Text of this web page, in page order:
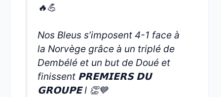
🔥💪
Nos Bleus s’imposent 4-1 face à
la Norvège grâce à un triplé de
Dembélé et un but de Doué et
finissent 𝗣𝗥𝗘𝗠𝗜𝗘𝗥𝗦 𝗗𝗨
𝗚𝗥𝗢𝗨𝗣𝗘 I 👏💙